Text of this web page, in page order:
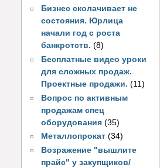
Бизнес сколачивает не
состояния. Юрлица
начали год с роста
банкротств. (8)
Бесплатные видео уроки
для сложных продаж.
Проектные продажи. (11)
Вопрос по активным
продажам спец
оборудования (35)
Металлопрокат (34)
Возражение "вышлите
прайс" у закупщиков/